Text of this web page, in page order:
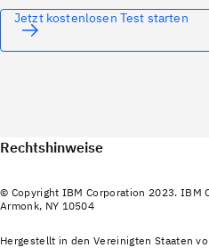
Jetzt kostenlosen Test starten
Rechtshinweise
© Copyright IBM Corporation 2023. IBM
Armonk, NY 10504
Hergestellt in den Vereinigten Staaten